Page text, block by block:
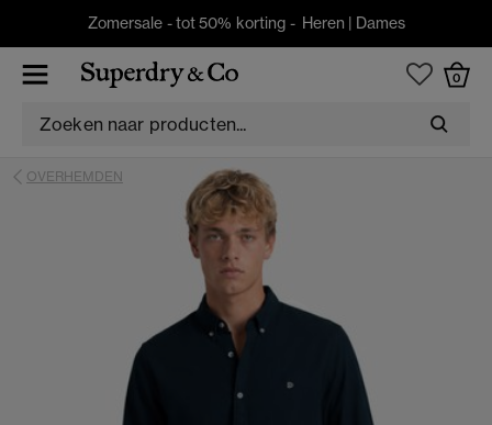
Zomersale - tot 50% korting - Heren | Dames
0
OVERHEMDEN